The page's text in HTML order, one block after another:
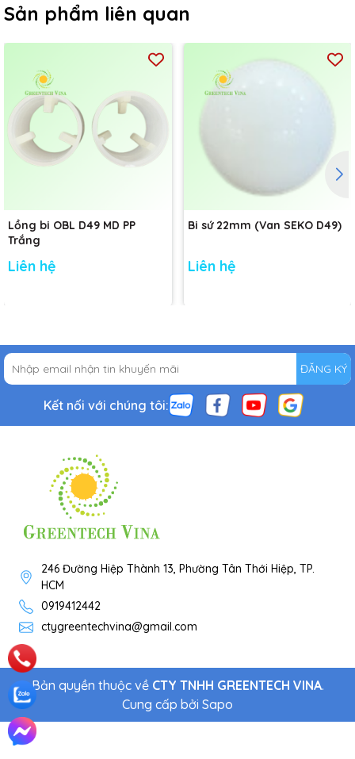
Sản phẩm liên quan
Lồng bi OBL D49 MD PP
Trắng
Liên hệ
Bi sứ 22mm (Van SEKO D49)
Liên hệ
ĐĂNG KÝ
Kết nối với chúng tôi:
246 Đường Hiệp Thành 13, Phường Tân Thới Hiệp, TP.
HCM
0919412442
ctygreentechvina@gmail.com
Bản quyền thuộc về CTY TNHH GREENTECH VINA.
Cung cấp bởi Sapo